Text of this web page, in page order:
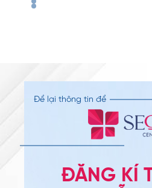
chính thức khai trương. Sự kiện
Để lại thông tin để
ĐĂNG KÍ